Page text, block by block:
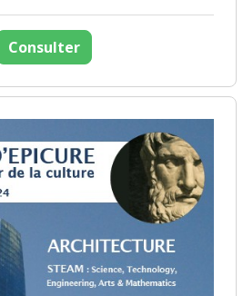
Consulter